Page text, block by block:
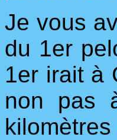
Je vous
du 1er
1er irait à
non pas